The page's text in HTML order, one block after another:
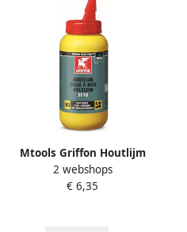
Mtools Griffon Houtlijm
ST10 Flacon 750 g NL FR DE
|
2 webshops
€ 6,35